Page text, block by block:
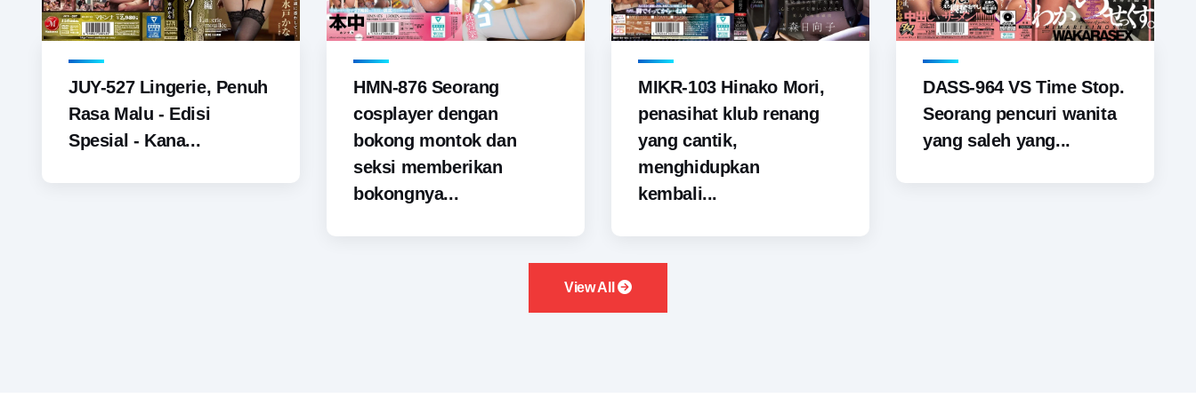
JUY-527 Lingerie, Penuh
Rasa Malu - Edisi
Spesial - Kana...
HMN-876 Seorang
cosplayer dengan
bokong montok dan
seksi memberikan
bokongnya...
MIKR-103 Hinako Mori,
penasihat klub renang
yang cantik,
menghidupkan
kembali...
DASS-964 VS Time Stop.
Seorang pencuri wanita
yang saleh yang...
View All